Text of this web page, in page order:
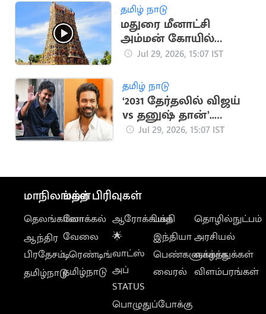
தமிழ் நாடு
மதுரை மீனாட்சி
அம்மன் கோயில்
நிலமோசடி.. 19 பேர்
Jul 29, 2026, 15:07 IST
தமிழ் நாடு
‘2031 தேர்தலில் விஜய்
vs தனுஷ் தான்’..
விஜயின் ஜோதிடர்
Jul 29, 2026, 15:07 IST
மாநிலங்கள்
தெலங்கானா
ஆந்திர
பிரதேசம்
தமிழ்நாடு
மற்ற பிரிவுகள்
லோக்கல்
வேலை
டிரெண்டிங்
தமிழ்நாடு
ஆரோக்கியம்
🌟
வாட்ஸ்
அப்
STATUS
பொழுதுப்போக்கு
பக்தி
இந்தியா
பெண்களுக்காக
வைரல்
தொழில்நுட்பம்
அரசியல்
வாழ்த்துக்கள்
விளம்பரங்கள்